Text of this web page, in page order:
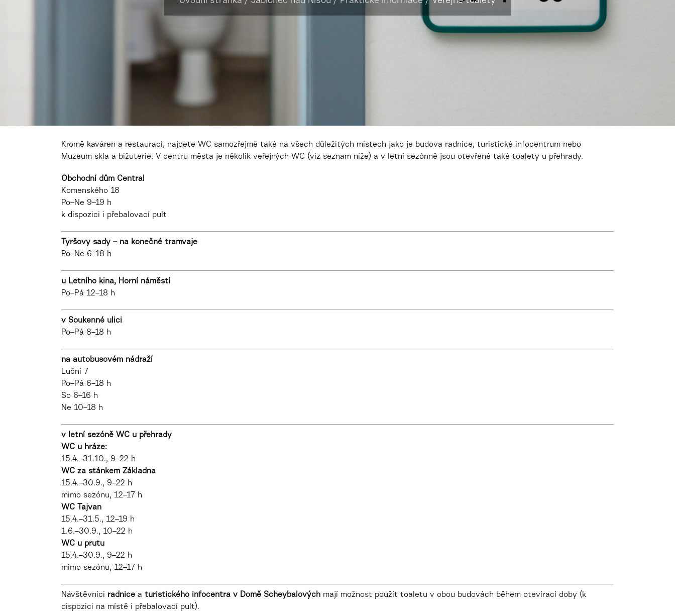
Kromě kaváren a restaurací, najdete WC samozřejmě také na všech důležitých místech jako je budova radnice, turistické infocentrum nebo
Muzeum skla a bižuterie. V centru města je několik veřejných WC (viz seznam níže) a v letní sezónně jsou otevřené také toalety u přehrady.
Obchodní dům Central
Komenského 18
Po–Ne 9–19 h
k dispozici i přebalovací pult
Tyršovy sady – na konečné tramvaje
Po–Ne 6–18 h
u Letního kina, Horní náměstí
Po–Pá 12–18 h
v Soukenné ulici
Po–Pá 8–18 h
na autobusovém nádraží
Luční 7
Po–Pá 6–18 h
So 6–16 h
Ne 10–18 h
v letní sezóně WC u přehrady
WC u hráze:
15.4.–31.10., 9–22 h
WC za stánkem Základna
15.4.–30.9., 9–22 h
mimo sezónu, 12–17 h
WC Tajvan
15.4.–31.5., 12–19 h
1.6.–30.9., 10–22 h
WC u prutu
15.4.–30.9., 9–22 h
mimo sezónu, 12–17 h
Návštěvníci radnice a turistického infocentra v Domě Scheybalových mají možnost použít toaletu v obou budovách během otevírací doby (k
dispozici na místě i přebalovací pult).